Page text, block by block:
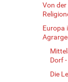
Von
Europa
Dorf
Die